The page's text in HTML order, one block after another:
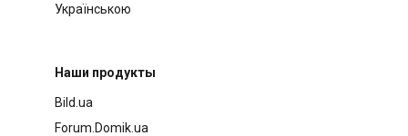
Українською
Наши продукты
Bild.ua
Forum.Domik.ua